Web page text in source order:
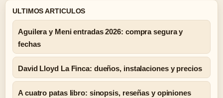
ULTIMOS ARTICULOS
Aguilera y Meni entradas 2026: compra segura y
fechas
David Lloyd La Finca: dueños, instalaciones y precios
A cuatro patas libro: sinopsis, reseñas y opiniones